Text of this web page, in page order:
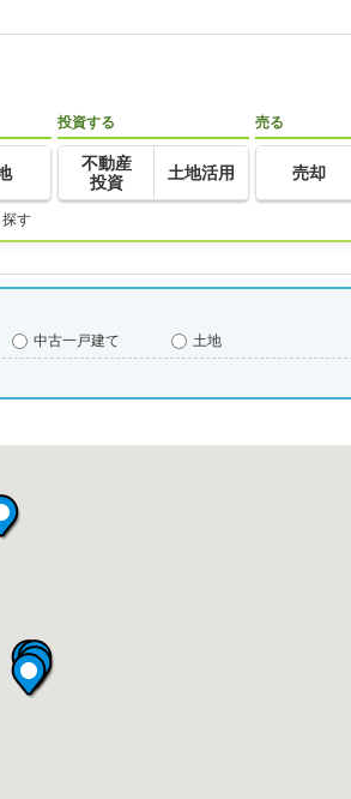
投資する
不動産
投資
土地活用
売る
売却
す
中古一戸建て
土地